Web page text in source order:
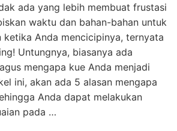
ada yang lebih membuat frustasi
waktu dan bahan-bahan untuk
ketika Anda mencicipinya, ternyata
Untungnya, biasanya ada
mengapa kue Anda menjadi
ini, akan ada 5 alasan mengapa
Anda dapat melakukan
pada …